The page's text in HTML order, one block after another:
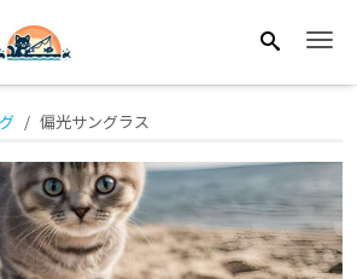
偏光サングラス